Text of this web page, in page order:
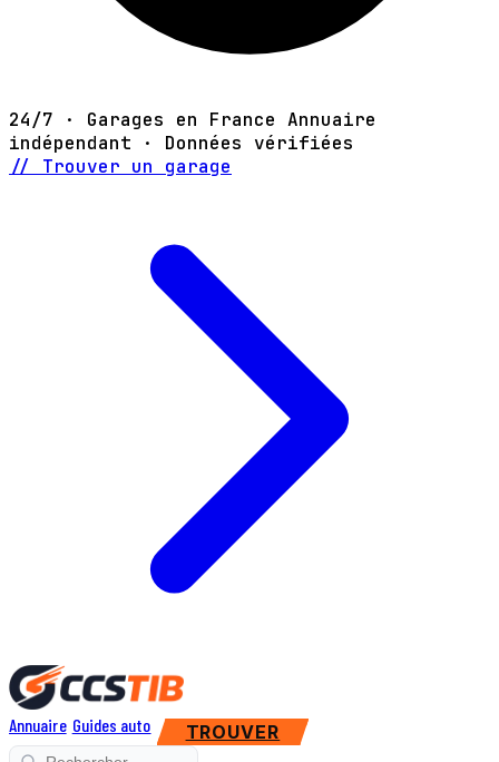
24/7 · Garages en France Annuaire
indépendant · Données vérifiées
// Trouver un garage
Annuaire Guides auto TROUVER